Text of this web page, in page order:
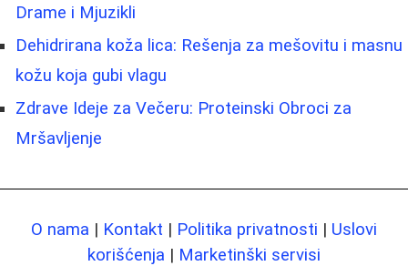
Drame i Mjuzikli
Dehidrirana koža lica: Rešenja za mešovitu i masnu
kožu koja gubi vlagu
Zdrave Ideje za Večeru: Proteinski Obroci za
Mršavljenje
O nama | Kontakt | Politika privatnosti | Uslovi
korišćenja | Marketinški servisi